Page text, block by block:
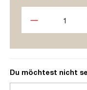
Du möchtest nicht